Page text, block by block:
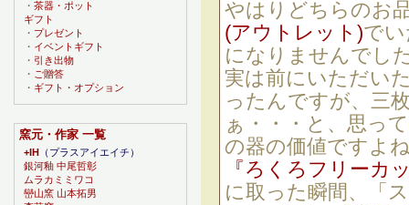
やはりどちらのお
(アウトレット)で
になりませんでし
実は前にいただい
ったんですが、三
ぁ・・・と、思っ
の器の価値ですよ
『ろくろフリーカ
に取った瞬間、「
・ 茶器・ポット
ギフト
・ プレゼント
・ イベントギフト
・ 引き出物
・ ご贈答
・ ギフト・オプション
窯元・作家 一覧
+IH
（プラスアイエイチ）
銀河釉 中尾哲彰
ムラカミミワコ
巒山窯 山本拓男